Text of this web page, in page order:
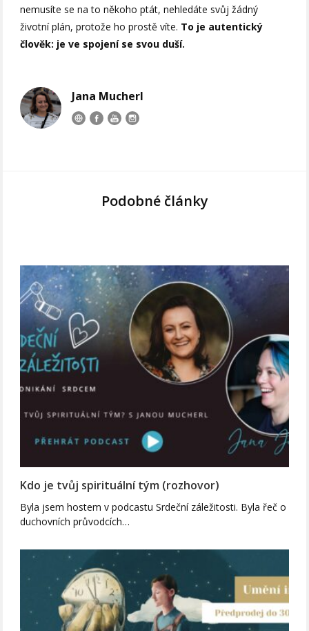
nemusíte se na to někoho ptát, nehledáte svůj žádný
životní plán, protože ho prostě víte. To je autentický
člověk: je ve spojení se svou duší.
Jana Mucherl
Podobné články
Kdo je tvůj spirituální tým (rozhovor)
Byla jsem hostem v podcastu Srdeční záležitosti. Byla řeč o
duchovních průvodcích…